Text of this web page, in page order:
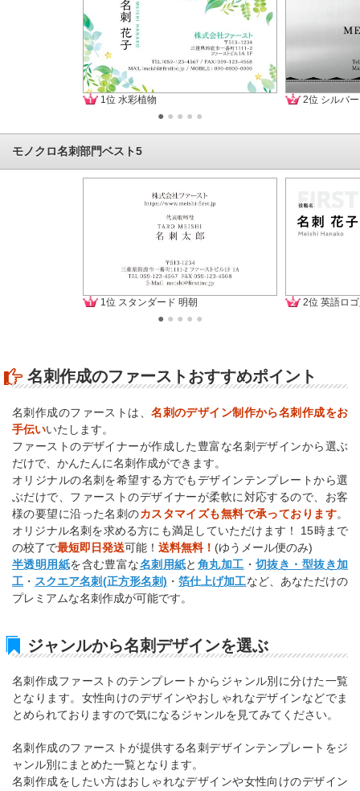
1位 水彩植物 2位 シルバ
● ● ● ● ●
モノクロ名刺部門ベスト5
1位 スタンダード 明朝 2位 英語ロ
● ● ● ● ●
名刺作成のファーストおすすめポイント
名刺作成のファーストは、名刺のデザイン制作から名刺作成をお
手伝いいたします。
ファーストのデザイナーが作成した豊富な名刺デザインから選ぶ
だけで、かんたんに名刺作成ができます。
オリジナルの名刺を希望する方でもデザインテンプレートから選
ぶだけで、ファーストのデザイナーが柔軟に対応するので、お客
様の要望に沿った名刺のカスタマイズも無料で承っております。
オリジナル名刺を求める方にも満足していただけます！ 15時まで
の校了で最短即日発送可能！ 送料無料！ (ゆうメール便のみ)
半透明用紙を含む豊富な名刺用紙と 角丸加工 ・切抜き・型抜き加
工 ・ スクエア名刺(正方形名刺) ・箔仕上げ加工など、あなただけの
プレミアムな名刺作成が可能です。
ジャンルから名刺デザインを選ぶ
名刺作成ファーストのテンプレートからジャンル別に分けた一覧
となります。女性向けのデザインやおしゃれなデザインなどでま
とめられておりますので気になるジャンルを見てみてください。
名刺作成のファーストが提供する名刺デザインテンプレートをジ
ャンル別にまとめた一覧となります。
名刺作成をしたい方はおしゃれなデザインや女性向けのデザイン